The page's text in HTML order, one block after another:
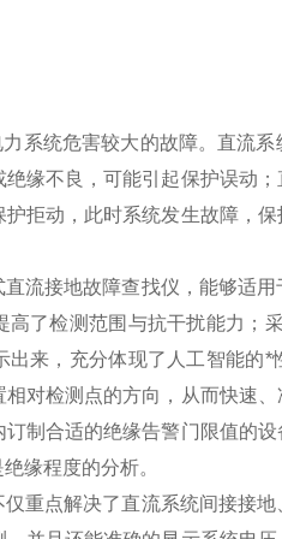
统危害较大的故障。直流系
缘不良，可能引起保护误动
拒动，此时系统发生故障，
流接地故障查找仪，能够适
了检测范围与抗干扰能力；
来，充分体现了人工智能的
对检测点的方向，从而快速
制合适的绝缘告警门限值的
缘程度的分析。
重点解决了直流系统间接接